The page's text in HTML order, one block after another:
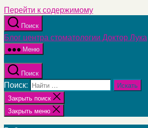
Перейти к содержимому
Поиск
Блог центра стоматологии Доктор Лука
Меню
Поиск
Поиск:
Закрыть поиск
Закрыть меню